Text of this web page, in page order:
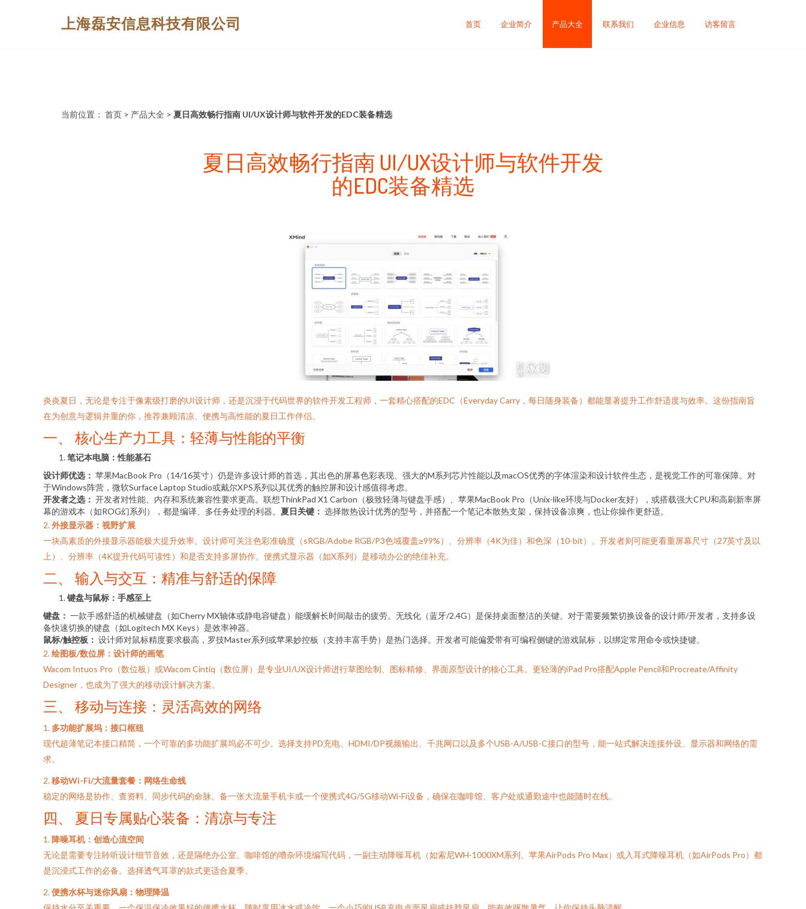
上海磊安信息科技有限公司 首页 企业简介 产品大全 联系我们 企业信息 访客留言
当前位置： 首页 > 产品大全 > 夏日高效畅行指南 UI/UX设计师与软件开发的EDC装备精选
夏日高效畅行指南 UI/UX设计师与软件开发
的EDC装备精选
炎炎夏日，无论是专注于像素级打磨的UI设计师，还是沉浸于代码世界的软件开发工程师，一套精心搭配的EDC（Everyday Carry，每日随身装备）都能显著提升工作舒适度与效率。这份指南旨
在为创意与逻辑并重的你，推荐兼顾清凉、便携与高性能的夏日工作伴侣。
一、 核心生产力工具：轻薄与性能的平衡
笔记本电脑：性能基石
设计师优选： 苹果MacBook Pro（14/16英寸）仍是许多设计师的首选，其出色的屏幕色彩表现、强大的M系列芯片性能以及macOS优秀的字体渲染和设计软件生态，是视觉工作的可靠保障。对
于Windows阵营，微软Surface Laptop Studio或戴尔XPS系列以其优秀的触控屏和设计感值得考虑。
开发者之选： 开发者对性能、内存和系统兼容性要求更高。联想ThinkPad X1 Carbon（极致轻薄与键盘手感）、苹果MacBook Pro（Unix-like环境与Docker友好），或搭载强大CPU和高刷新率屏
幕的游戏本（如ROG幻系列），都是编译、多任务处理的利器。 夏日关键： 选择散热设计优秀的型号，并搭配一个笔记本散热支架，保持设备凉爽，也让你操作更舒适。
2.外接显示器：视野扩展
一块高素质的外接显示器能极大提升效率。设计师可关注色彩准确度（sRGB/Adobe RGB/P3色域覆盖≥99%）、分辨率（4K为佳）和色深（10-bit）。开发者则可能更看重屏幕尺寸（27英寸及以
上）、分辨率（4K提升代码可读性）和是否支持多屏协作。便携式显示器（如X系列）是移动办公的绝佳补充。
二、 输入与交互：精准与舒适的保障
键盘与鼠标：手感至上
键盘： 一款手感舒适的机械键盘（如Cherry MX轴体或静电容键盘）能缓解长时间敲击的疲劳。无线化（蓝牙/2.4G）是保持桌面整洁的关键。对于需要频繁切换设备的设计师/开发者，支持多设
备快速切换的键盘（如Logitech MX Keys）是效率神器。
鼠标/触控板： 设计师对鼠标精度要求极高，罗技Master系列或苹果妙控板（支持丰富手势）是热门选择。开发者可能偏爱带有可编程侧键的游戏鼠标，以绑定常用命令或快捷键。
2.绘图板/数位屏：设计师的画笔
Wacom Intuos Pro（数位板）或Wacom Cintiq（数位屏）是专业UI/UX设计师进行草图绘制、图标精修、界面原型设计的核心工具。更轻薄的iPad Pro搭配Apple Pencil和Procreate/Affinity
Designer，也成为了强大的移动设计解决方案。
三、 移动与连接：灵活高效的网络
1. 多功能扩展坞：接口枢纽
现代超薄笔记本接口精简，一个可靠的多功能扩展坞必不可少。选择支持PD充电、HDMI/DP视频输出、千兆网口以及多个USB-A/USB-C接口的型号，能一站式解决连接外设、显示器和网络的需
求。
2.移动Wi-Fi/大流量套餐：网络生命线
稳定的网络是协作、查资料、同步代码的命脉。备一张大流量手机卡或一个便携式4G/5G移动Wi-Fi设备，确保在咖啡馆、客户处或通勤途中也能随时在线。
四、 夏日专属贴心装备：清凉与专注
1.降噪耳机：创造心流空间
无论是需要专注聆听设计细节音效，还是隔绝办公室、咖啡馆的嘈杂环境编写代码，一副主动降噪耳机（如索尼WH-1000XM系列、苹果AirPods Pro Max）或入耳式降噪耳机（如AirPods Pro）都
是沉浸式工作的必备。选择透气耳罩的款式更适合夏季。
2.便携水杯与迷你风扇：物理降温